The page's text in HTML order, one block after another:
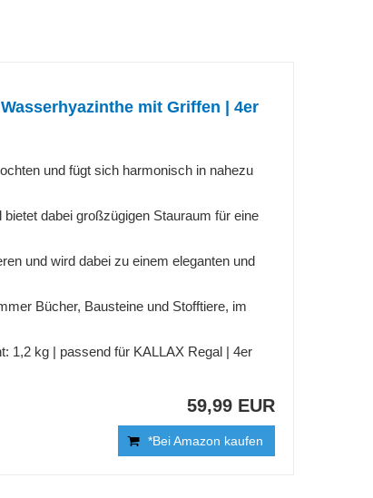
mit Griffen | 4er
und fügt sich harmonisch in nahezu
dabei großzügigen Stauraum für eine
und wird dabei zu einem eleganten und
Bücher, Bausteine und Stofftiere, im
1,2 kg | passend für KALLAX Regal | 4er
59,99 EUR
*Bei Amazon kaufen